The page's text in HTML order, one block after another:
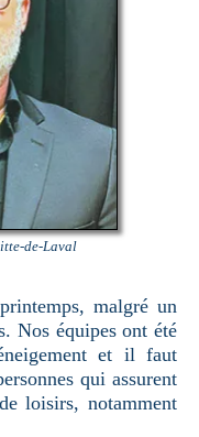
de-Laval
malgré un
Nos équipes ont été
et il faut
qui assurent
loisirs, notamment